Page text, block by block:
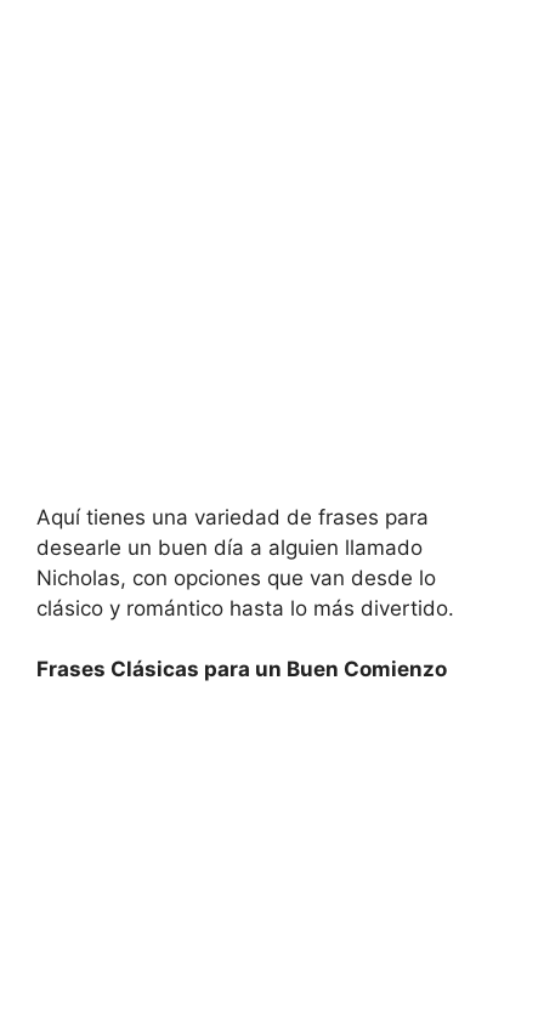
Aquí tienes una variedad de frases para
desearle un buen día a alguien llamado
Nicholas, con opciones que van desde lo
clásico y romántico hasta lo más divertido.
Frases Clásicas para un Buen Comienzo